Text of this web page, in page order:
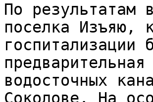
По результатам
поселка Изъяю,
госпитализации
водосточных
Соколове. На